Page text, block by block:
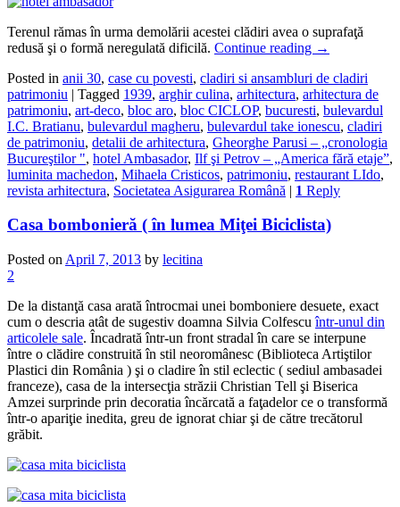
Terenul rămas în urma demolării acestei clădiri avea o suprafaţă
redusă şi o formă neregulată dificilă. Continue reading →
Posted in anii 30, case cu povesti, cladiri si ansambluri de cladiri
patrimoniu | Tagged 1939, arghir culina, arhitectura, arhitectura de
patrimoniu, art-deco, bloc aro, bloc CICLOP, bucuresti, bulevardul
I.C. Bratianu, bulevardul magheru, bulevardul take ionescu, cladiri
de patrimoniu, detalii de arhitectura, Gheorghe Parusi – „cronologia
Bucureştilor ", hotel Ambasador, Ilf şi Petrov – „America fără etaje”,
luminita machedon, Mihaela Cristicos, patrimoniu, restaurant LIdo,
revista arhitectura, Societatea Asigurarea Română | 1 Reply
Casa bombonieră ( în lumea Miţei Biciclista)
Posted on April 7, 2013 by lecitina
2
De la distanţă casa arată întrocmai unei bomboniere desuete, exact
cum o descria atât de sugestiv doamna Silvia Colfescuîntr-unul din
articolele sale. Încadrată într-un front stradal în care se interpune
între o clădire construită în stil neoromânesc (Biblioteca Artiştilor
Plastici din România ) şi o cladire în stil eclectic ( sediul ambasadei
franceze), casa de la intersecţia străzii Christian Tell şi Biserica
Amzei surprinde prin decoratia încărcată a faţadelor ce o transformă
într-o apariţie inedita, greu de ignorat chiar şi de către trecătorul
grăbit.